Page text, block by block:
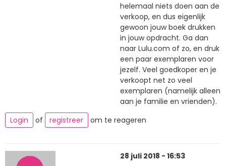
helemaal niets doen aan de
verkoop, en dus eigenlijk
gewoon jouw boek drukken
in jouw opdracht. Ga dan
naar Lulu.com of zo, en druk
een paar exemplaren voor
jezelf. Veel goedkoper en je
verkoopt net zo veel
exemplaren (namelijk alleen
aan je familie en vrienden).
Login
of registreer om te reageren
28 juli 2018 - 16:53